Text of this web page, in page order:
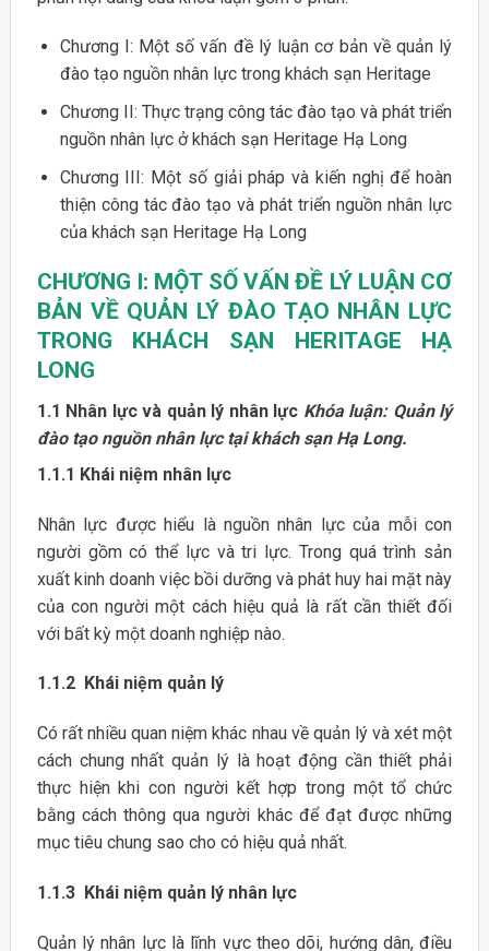
Chương I: Một số vấn đề lý luận cơ bản về quản lý
đào tạo nguồn nhân lực trong khách sạn Heritage
Chương II: Thực trạng công tác đào tạo và phát triển
nguồn nhân lực ở khách sạn Heritage Hạ Long
Chương III: Một số giải pháp và kiến nghị để hoàn
thiện công tác đào tạo và phát triển nguồn nhân lực
của khách sạn Heritage Hạ Long
CHƯƠNG I: MỘT SỐ VẤN ĐỀ LÝ LUẬN CƠ
BẢN VỀ QUẢN LÝ ĐÀO TẠO NHÂN LỰC
TRONG KHÁCH SẠN HERITAGE HẠ
LONG
1.1 Nhân lực và quản lý nhân lực Khóa luận: Quản lý
đào tạo nguồn nhân lực tại khách sạn Hạ Long.
1.1.1 Khái niệm nhân lực
Nhân lực được hiểu là nguồn nhân lực của mỗi con
người gồm có thể lực và tri lực. Trong quá trình sản
xuất kinh doanh việc bồi dưỡng và phát huy hai mặt này
của con người một cách hiệu quả là rất cần thiết đối
với bất kỳ một doanh nghiệp nào.
1.1.2 Khái niệm quản lý
Có rất nhiều quan niệm khác nhau về quản lý và xét một
cách chung nhất quản lý là hoạt động cần thiết phải
thực hiện khi con người kết hợp trong một tổ chức
bằng cách thông qua người khác để đạt được những
mục tiêu chung sao cho có hiệu quả nhất.
1.1.3 Khái niệm quản lý nhân lực
Quản lý nhân lực là lĩnh vực theo dõi, hướng dân, điều